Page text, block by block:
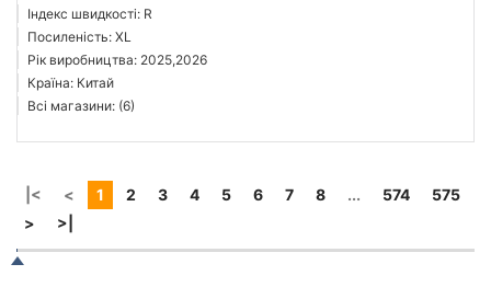
Індекс швидкості: R
Посиленість: XL
Рік виробництва: 2025,2026
Країна: Китай
Всі магазини: (6)
|< < 1 2 3 4 5 6 7 8 ... 574
575
>
>|